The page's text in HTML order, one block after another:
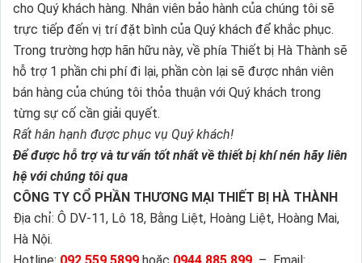
cho Quý khách hàng. Nhân viên bảo hành của chúng tôi sẽ
trực tiếp đến vị trí đặt bình của Quý khách để khắc phục.
Trong trường hợp hãn hữu này, về phía Thiết bị Hà Thành sẽ
hỗ trợ 1 phần chi phí đi lại, phần còn lại sẽ được nhân viên
bán hàng của chúng tôi thỏa thuận với Quý khách trong
từng sự cố cần giải quyết.
Rất hân hạnh được phục vụ Quý khách!
Để được hỗ trợ và tư vấn tốt nhất về thiết bị khí nén hãy liên
hệ với chúng tôi qua
CÔNG TY CỔ PHẦN THƯƠNG MẠI THIẾT BỊ HÀ THÀNH
Địa chỉ: Ô DV-11, Lô 18, Bằng Liệt, Hoàng Liệt, Hoàng Mai,
Hà Nội.